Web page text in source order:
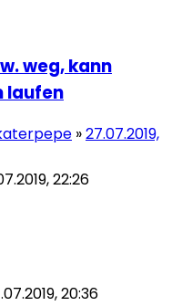
weg, kann
laufen
»27.07.2019,
22:26
20:36